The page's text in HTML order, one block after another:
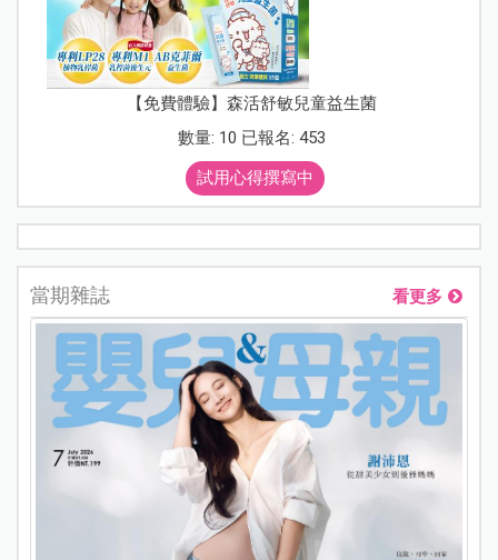
【免費體驗】森活舒敏兒童益生菌
數量: 10 已報名: 453
試用心得撰寫中
當期雜誌 看更多